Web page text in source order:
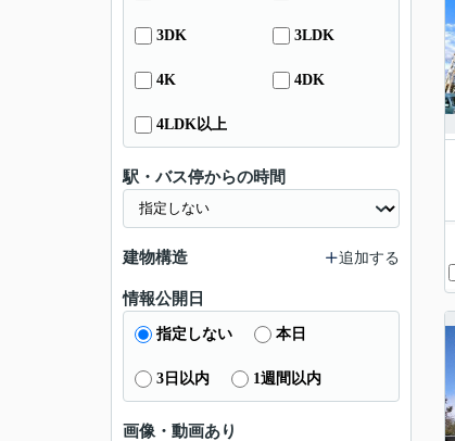
3DK 3LDK
4K 4DK
4LDK以上
駅・バス停からの時間
建物構造 追加する
情報公開日
指定しない 本日
3日以内 1週間以内
画像・動画あり